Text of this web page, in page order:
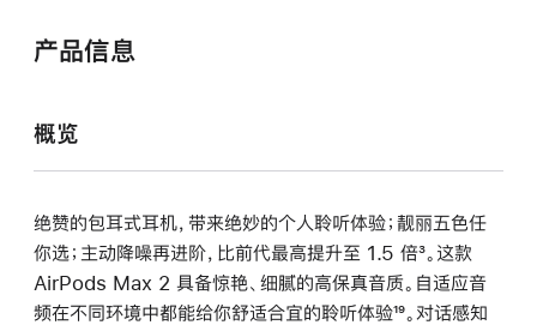
产品信息
概览
绝赞的包耳式耳机，带来绝妙的个人聆听体验；靓丽五色任
你选；主动降噪再进阶，比前代最高提升至 1.5 倍脚
注
³。这款
AirPods Max 2 具备惊艳、细腻的高保真音质。自适应音
频在不同环境中都能给你舒适合宜的聆听体验脚
¹⁹。对话感知